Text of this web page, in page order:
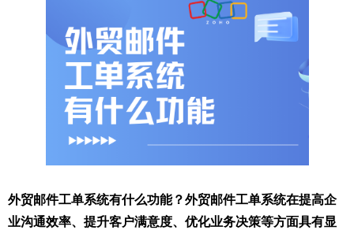
外贸邮件工单系统有什么功能？外贸邮件工单系统在提高企
业沟通效率、提升客户满意度、优化业务决策等方面具有显